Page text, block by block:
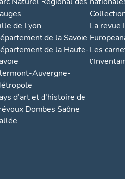
de Lyon
de la Savoie
de la Haute-
Auvergne-
d’art et d’histoire de
Dombes Saône
La revue
Les